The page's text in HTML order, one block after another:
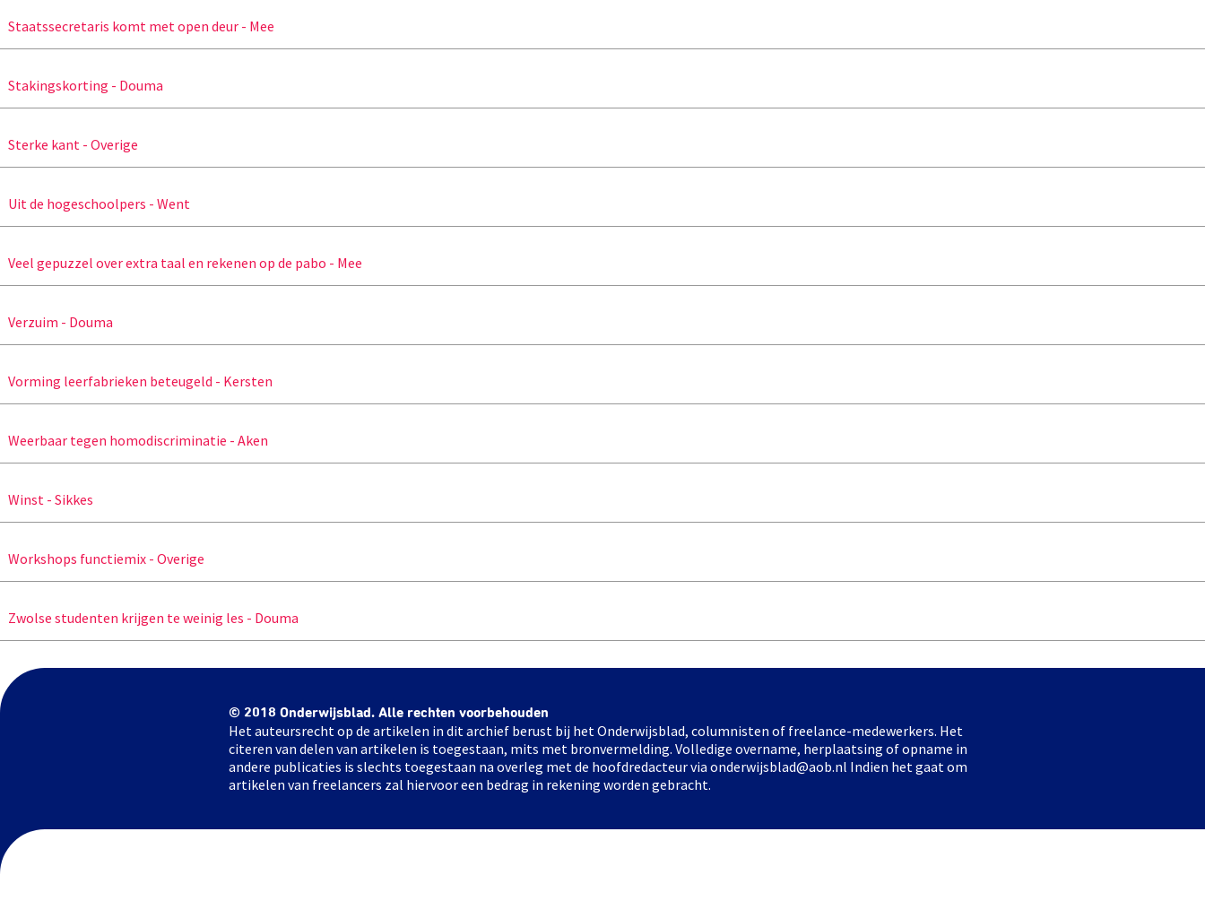
Staatssecretaris komt met open deur - Mee
Stakingskorting - Douma
Sterke kant - Overige
Uit de hogeschoolpers - Went
Veel gepuzzel over extra taal en rekenen op de pabo - Mee
Verzuim - Douma
Vorming leerfabrieken beteugeld - Kersten
Weerbaar tegen homodiscriminatie - Aken
Winst - Sikkes
Workshops functiemix - Overige
Zwolse studenten krijgen te weinig les - Douma
© 2018 Onderwijsblad. Alle rechten voorbehouden
Het auteursrecht op de artikelen in dit archief berust bij het Onderwijsblad, columnisten of freelance-medewerkers. Het
citeren van delen van artikelen is toegestaan, mits met bronvermelding. Volledige overname, herplaatsing of opname in
andere publicaties is slechts toegestaan na overleg met de hoofdredacteur via onderwijsblad@aob.nl Indien het gaat om
artikelen van freelancers zal hiervoor een bedrag in rekening worden gebracht.